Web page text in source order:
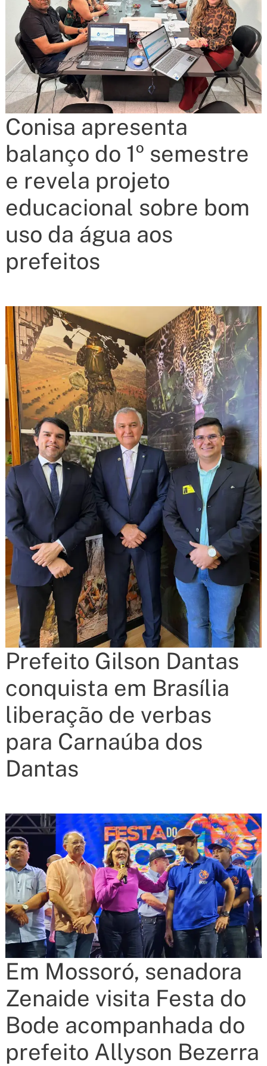
Conisa apresenta
balanço do 1º semestre
e revela projeto
educacional sobre bom
uso da água aos
prefeitos
Prefeito Gilson Dantas
conquista em Brasília
liberação de verbas
para Carnaúba dos
Dantas
Em Mossoró, senadora
Zenaide visita Festa do
Bode acompanhada do
prefeito Allyson Bezerra